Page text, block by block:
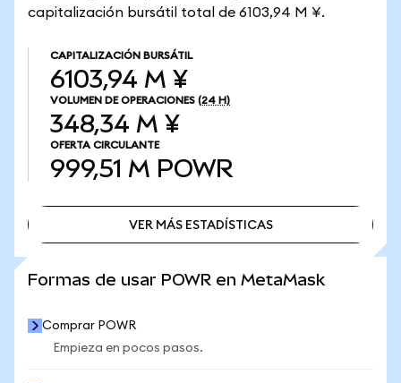
capitalización bursátil total de 6103,94 M ¥.
CAPITALIZACIÓN BURSÁTIL
6103,94 M ¥
VOLUMEN DE OPERACIONES (24 H)
348,34 M ¥
OFERTA CIRCULANTE
999,51 M POWR
VER MÁS ESTADÍSTICAS
Formas de usar POWR en MetaMask
Comprar POWR
Empieza en pocos pasos.